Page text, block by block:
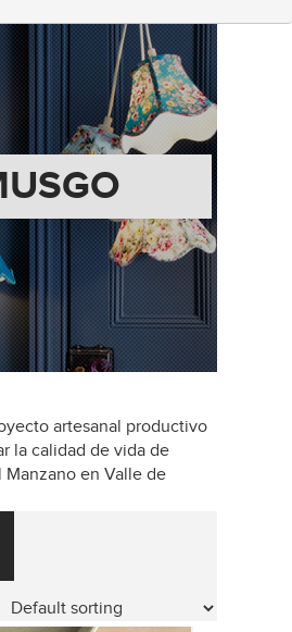
artesanal productivo
la calidad de vida de
Manzano en Valle de